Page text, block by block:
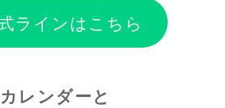
ラインはこちら
レンダーと